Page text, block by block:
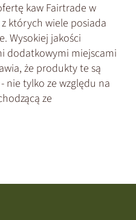
kaw Fairtrade w
których wiele posiada
Wysokiej jakości
dodatkowymi miejscami
że produkty te są
nie tylko ze względu na
ze